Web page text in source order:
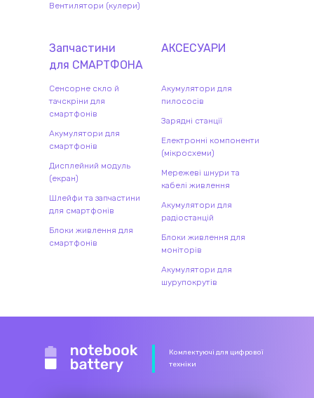
Вентилятори (кулери)
Запчастини
для СМАРТФОНА
Сенсорне скло й
тачскріни для
смартфонів
Акумулятори для
смартфонів
Дисплейний модуль
(екран)
Шлейфи та запчастини
для смартфонів
Блоки живлення для
смартфонів
АКСЕСУАРИ
Акумулятори для
пилососів
Зарядні станції
Електронні компоненти
(мікросхеми)
Мережеві шнури та
кабелі живлення
Акумулятори для
радіостанцій
Блоки живлення для
моніторів
Акумулятори для
шурупокрутів
Комлектуючі для цифрової
техніки